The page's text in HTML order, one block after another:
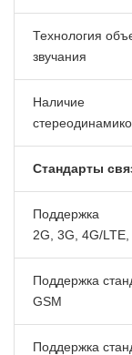
Технология
звучания
Наличие
Стандарты
Поддержка
2G, 3G, 4G/LTE,
Поддержка
GSM
Поддержка